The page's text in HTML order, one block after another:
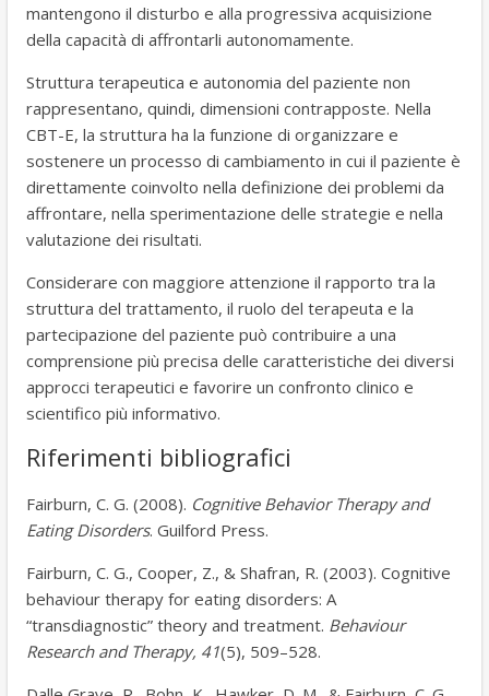
mantengono il disturbo e alla progressiva acquisizione
della capacità di affrontarli autonomamente.
Struttura terapeutica e autonomia del paziente non
rappresentano, quindi, dimensioni contrapposte. Nella
CBT-E, la struttura ha la funzione di organizzare e
sostenere un processo di cambiamento in cui il paziente è
direttamente coinvolto nella definizione dei problemi da
affrontare, nella sperimentazione delle strategie e nella
valutazione dei risultati.
Considerare con maggiore attenzione il rapporto tra la
struttura del trattamento, il ruolo del terapeuta e la
partecipazione del paziente può contribuire a una
comprensione più precisa delle caratteristiche dei diversi
approcci terapeutici e favorire un confronto clinico e
scientifico più informativo.
Riferimenti bibliografici
Fairburn, C. G. (2008). Cognitive Behavior Therapy and
Eating Disorders. Guilford Press.
Fairburn, C. G., Cooper, Z., & Shafran, R. (2003). Cognitive
behaviour therapy for eating disorders: A
“transdiagnostic” theory and treatment. Behaviour
Research and Therapy, 41(5), 509–528.